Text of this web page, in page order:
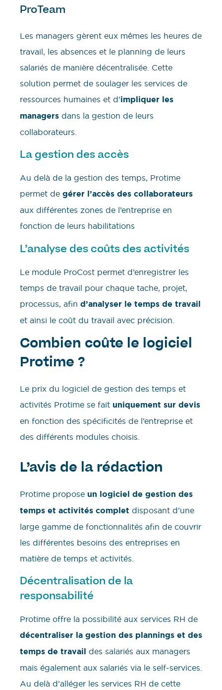
ProTeam
Les managers gèrent eux mêmes les heures de
travail, les absences et le planning de leurs
salariés de manière décentralisée. Cette
solution permet de soulager les services de
ressources humaines et d’impliquer les
managers dans la gestion de leurs
collaborateurs.
La gestion des accès
Au delà de la gestion des temps, Protime
permet de gérer l’accès des collaborateurs
aux différentes zones de l’entreprise en
fonction de leurs habilitations
L’analyse des coûts des activités
Le module ProCost permet d’enregistrer les
temps de travail pour chaque tache, projet,
processus, afin d’analyser le temps de travail
et ainsi le coût du travail avec précision.
Combien coûte le logiciel
Protime ?
Le prix du logiciel de gestion des temps et
activités Protime se fait uniquement sur devis
en fonction des spécificités de l’entreprise et
des différents modules choisis.
L’avis de la rédaction
Protime propose un logiciel de gestion des
temps et activités complet disposant d’une
large gamme de fonctionnalités afin de couvrir
les différentes besoins des entreprises en
matière de temps et activités.
Décentralisation de la
responsabilité
Protime offre la possibilité aux services RH de
décentraliser la gestion des plannings et des
temps de travail des salariés aux managers
mais également aux salariés via le self-services.
Au delà d’alléger les services RH de cette